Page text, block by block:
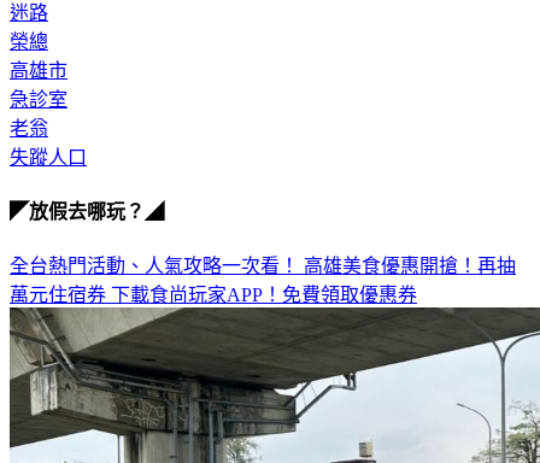
榮總
高雄市
急診室
老翁
失蹤人口
萬元住宿券下載食尚玩家APP！免費領取優惠券